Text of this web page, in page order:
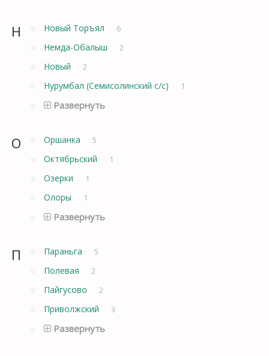
Н Новый Торъял 6
Немда-Обалыш 2
Новый 2
Нурумбал (Семисолинский с/с) 1
Развернуть
О Оршанка 5
Октябрьский 1
Озерки 1
Олоры 1
Развернуть
П Параньга 5
Полевая 2
Пайгусово 2
Приволжский 3
Развернуть